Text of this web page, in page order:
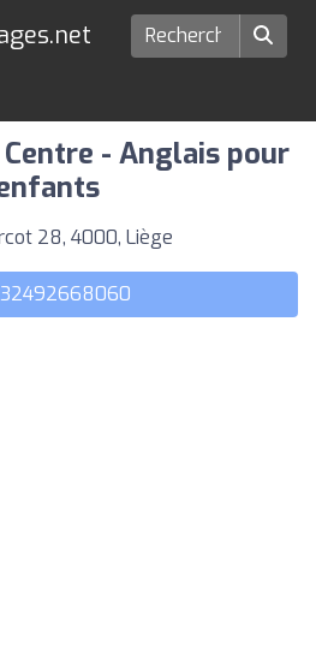
- Anglais pour
28, 4000, Liège